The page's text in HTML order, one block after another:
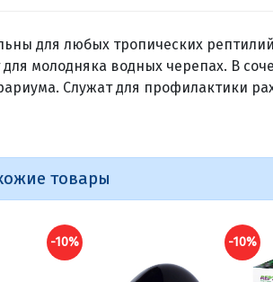
для любых тропических
молодняка водных черепах. В
Служат для профилактики
товары
-10% -10%